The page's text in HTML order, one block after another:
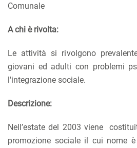
Comunale
A chi è rivolta:
Le attività si rivolgono
giovani ed adulti con problemi
l'integrazione sociale.
Descrizione:
Nell’estate del 2003 viene
promozione sociale il cui nome